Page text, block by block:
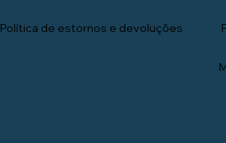
Política de estornos e devoluções